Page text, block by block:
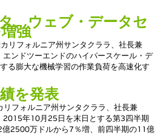
、ウェブ・データセ
強
リフォルニア州サンタクララ、社長兼
ンドツーエンドのハイパースケール・デ
る膨大な機械学習の作業負荷を高速化す
を発表
フォルニア州サンタクララ、社長兼
年10月25日を末日とする第3四半期
2500万ドルから7％増、前四半期の11億